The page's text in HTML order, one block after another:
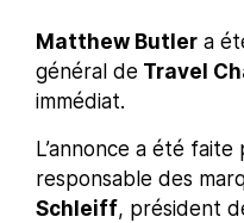
Matthew Butler a
général de Travel
immédiat.
L’annonce a été faite
responsable des
Schleiff, président